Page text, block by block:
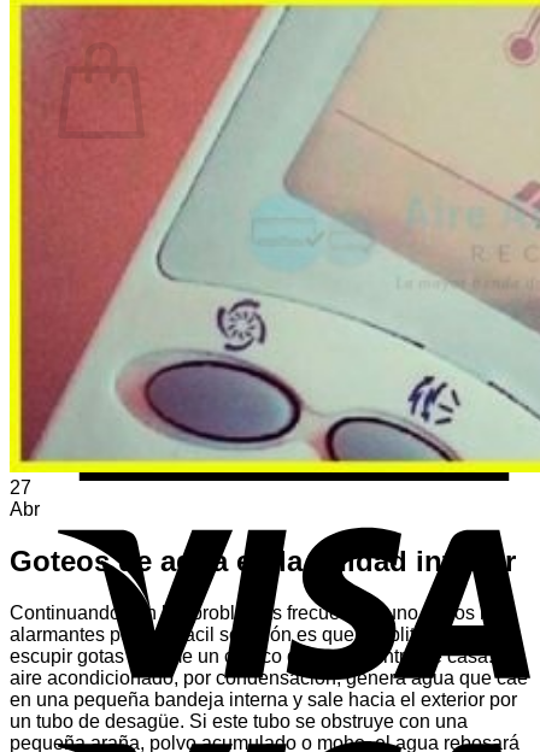
No hay productos en el carrito.
Volver a la tienda
27
Abr
Goteos de agua en la unidad interior
Continuando con los problemas frecuentes, uno de los más
alarmantes pero de fácil solución es que el split empiece a
escupir gotas o forme un charco de agua dentro de casa. El
aire acondicionado, por condensación, genera agua que cae
en una pequeña bandeja interna y sale hacia el exterior por
un tubo de desagüe. Si este tubo se obstruye con una
pequeña araña, polvo acumulado o moho, el agua rebosará